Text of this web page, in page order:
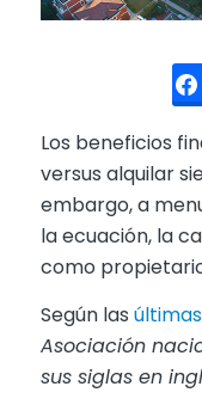
Los beneficios
versus alquilar
embargo, a
la ecuación, la
como
Según las
Asociación
sus siglas en